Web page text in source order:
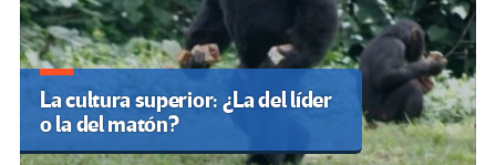
La cultura superior: ¿La del líder
o la del matón?